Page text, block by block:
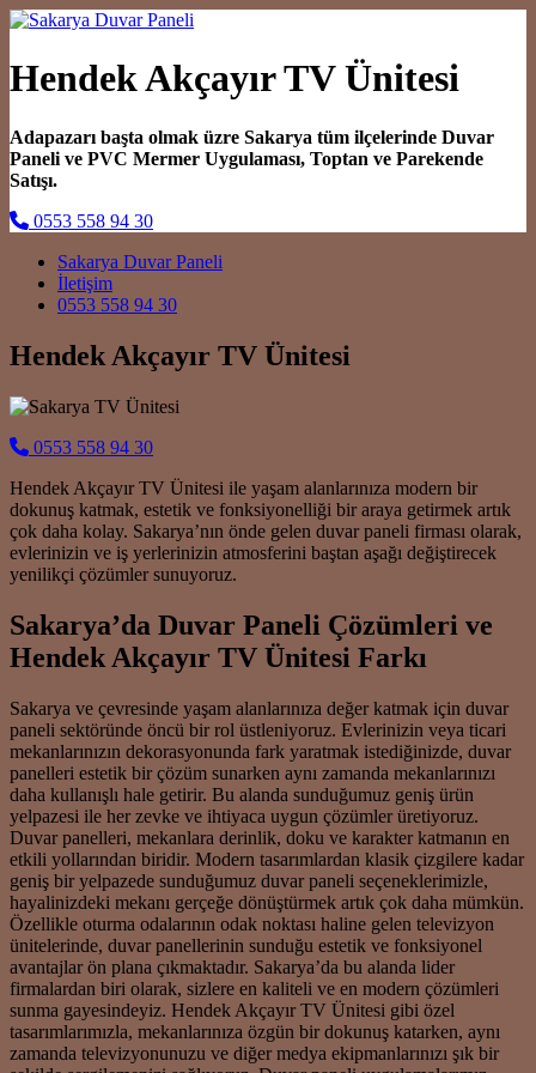
Hendek Akçayır TV Ünitesi
Adapazarı başta olmak üzre Sakarya tüm ilçelerinde Duvar
Paneli ve PVC Mermer Uygulaması, Toptan ve Parekende
Satışı.
0553 558 94 30
Main Navigation
Sakarya Duvar Paneli
İletişim
0553 558 94 30
Hendek Akçayır TV Ünitesi
0553 558 94 30
Hendek Akçayır TV Ünitesi ile yaşam alanlarınıza modern bir
dokunuş katmak, estetik ve fonksiyonelliği bir araya getirmek artık
çok daha kolay. Sakarya’nın önde gelen duvar paneli firması olarak,
evlerinizin ve iş yerlerinizin atmosferini baştan aşağı değiştirecek
yenilikçi çözümler sunuyoruz.
Sakarya’da Duvar Paneli Çözümleri ve
Hendek Akçayır TV Ünitesi Farkı
Sakarya ve çevresinde yaşam alanlarınıza değer katmak için duvar
paneli sektöründe öncü bir rol üstleniyoruz. Evlerinizin veya ticari
mekanlarınızın dekorasyonunda fark yaratmak istediğinizde, duvar
panelleri estetik bir çözüm sunarken aynı zamanda mekanlarınızı
daha kullanışlı hale getirir. Bu alanda sunduğumuz geniş ürün
yelpazesi ile her zevke ve ihtiyaca uygun çözümler üretiyoruz.
Duvar panelleri, mekanlara derinlik, doku ve karakter katmanın en
etkili yollarından biridir. Modern tasarımlardan klasik çizgilere kadar
geniş bir yelpazede sunduğumuz duvar paneli seçeneklerimizle,
hayalinizdeki mekanı gerçeğe dönüştürmek artık çok daha mümkün.
Özellikle oturma odalarının odak noktası haline gelen televizyon
ünitelerinde, duvar panellerinin sunduğu estetik ve fonksiyonel
avantajlar ön plana çıkmaktadır. Sakarya’da bu alanda lider
firmalardan biri olarak, sizlere en kaliteli ve en modern çözümleri
sunma gayesindeyiz. Hendek Akçayır TV Ünitesi gibi özel
tasarımlarımızla, mekanlarınıza özgün bir dokunuş katarken, aynı
zamanda televizyonunuzu ve diğer medya ekipmanlarınızı şık bir